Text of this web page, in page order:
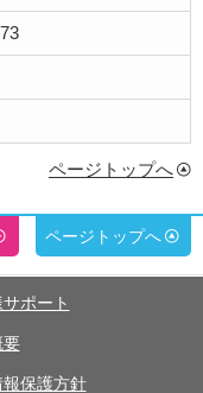
ページトップへ
ページトップへ
ポート
要
保護方針